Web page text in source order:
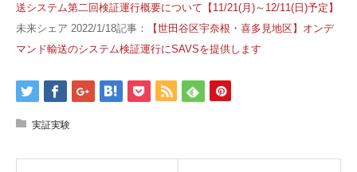
送システム第二回検証運行概要について【11/21(月)～12/11(日)予定】
未来シェア 2022/1/18記事：
【世田谷区宇奈根・喜多見地区】オンデ
マンド輸送のシステム検証運行にSAVSを提供します
実証実験